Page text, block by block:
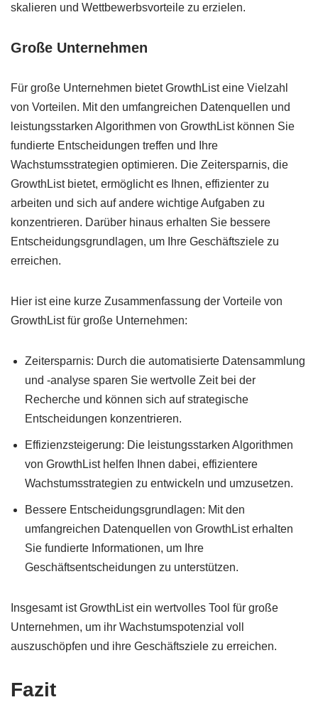
skalieren und Wettbewerbsvorteile zu erzielen.
Große Unternehmen
Für große Unternehmen bietet GrowthList eine Vielzahl
von Vorteilen. Mit den umfangreichen Datenquellen und
leistungsstarken Algorithmen von GrowthList können Sie
fundierte Entscheidungen treffen und Ihre
Wachstumsstrategien optimieren. Die Zeitersparnis, die
GrowthList bietet, ermöglicht es Ihnen, effizienter zu
arbeiten und sich auf andere wichtige Aufgaben zu
konzentrieren. Darüber hinaus erhalten Sie bessere
Entscheidungsgrundlagen, um Ihre Geschäftsziele zu
erreichen.
Hier ist eine kurze Zusammenfassung der Vorteile von
GrowthList für große Unternehmen:
Zeitersparnis: Durch die automatisierte Datensammlung
und -analyse sparen Sie wertvolle Zeit bei der
Recherche und können sich auf strategische
Entscheidungen konzentrieren.
Effizienzsteigerung: Die leistungsstarken Algorithmen
von GrowthList helfen Ihnen dabei, effizientere
Wachstumsstrategien zu entwickeln und umzusetzen.
Bessere Entscheidungsgrundlagen: Mit den
umfangreichen Datenquellen von GrowthList erhalten
Sie fundierte Informationen, um Ihre
Geschäftsentscheidungen zu unterstützen.
Insgesamt ist GrowthList ein wertvolles Tool für große
Unternehmen, um ihr Wachstumspotenzial voll
auszuschöpfen und ihre Geschäftsziele zu erreichen.
Fazit